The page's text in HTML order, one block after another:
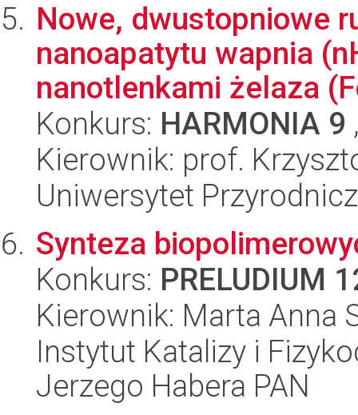
Nowe, dwustopniowe
nanoapatytu wapnia
nanotlenkami żelaza
Konkurs: HARMONIA 9
Kierownik: prof.
Uniwersytet
Synteza
Konkurs: PRELUDIUM
Kierownik: Marta Anna
Instytut Katalizy i
Jerzego Habera PAN